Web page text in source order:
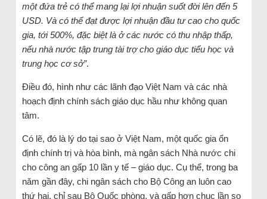
một đứa trẻ có thể mang lại lợi nhuận suốt đời lên đến 5
USD. Và có thể đạt được lợi nhuận đầu tư cao cho quốc
gia, tới 500%, đặc biệt là ở các nước có thu nhập thấp,
nếu nhà nước tập trung tài trợ cho giáo dục tiểu học và
trung học cơ sở”.
Điều đó, hình như các lãnh đạo Việt Nam và các nhà
hoạch định chính sách giáo dục hầu như không quan
tâm.
Có lẽ, đó là lý do tại sao ở Việt Nam, một quốc gia ổn
định chính trị và hòa bình, mà ngân sách Nhà nước chi
cho công an gấp 10 lần y tế – giáo dục. Cụ thể, trong ba
năm gần đây, chi ngân sách cho Bộ Công an luôn cao
thứ hai, chỉ sau Bộ Quốc phòng, và gấp hơn chục lần so